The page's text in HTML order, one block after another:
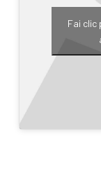
Fai clic